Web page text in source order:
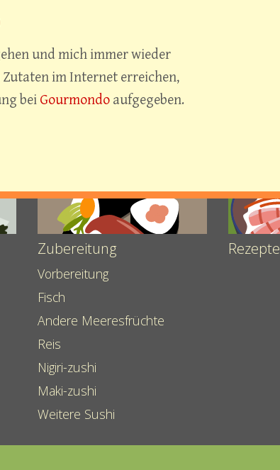
und mich immer wieder
im Internet erreichen,
bei Gourmondo aufgegeben.
Zubereitung
Vorbereitung
Fisch
Andere Meeresfrüchte
Reis
Nigiri-zushi
Maki-zushi
Weitere Sushi
Rezepte